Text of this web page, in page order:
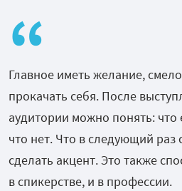
Главное иметь желание,
прокачать себя. После
аудитории можно понять:
что нет. Что в следующий раз
сделать акцент. Это также
в спикерстве, и в профессии.